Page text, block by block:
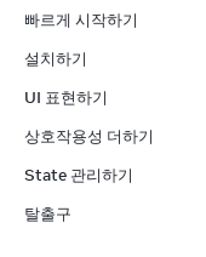
빠르게 시작하기
설치하기
UI 표현하기
상호작용성 더하기
State 관리하기
탈출구